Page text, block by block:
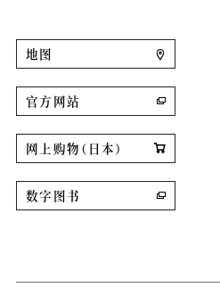
地图
官方网站
网上购物（日本）
数字图书